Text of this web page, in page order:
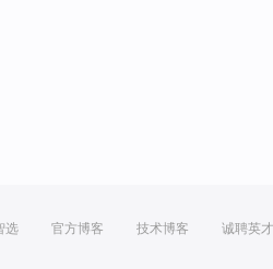
选 官方博客 技术博客 诚聘英才